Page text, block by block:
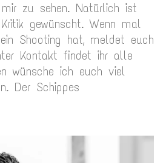
zu sehen. Natürlich ist
gewünscht. Wenn mal
Shooting hat, meldet euch
Kontakt findet ihr alle
wünsche ich euch viel
Der Schippes